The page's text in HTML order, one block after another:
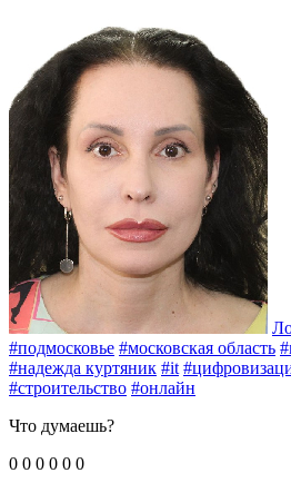
#подмосковье #московская область
#надежда куртяник #it
#строительство #онлайн
Что думаешь?
0 0 0 0 0 0